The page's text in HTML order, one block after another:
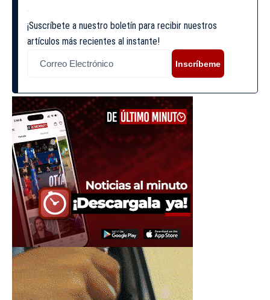
¡Suscríbete a nuestro boletín para recibir nuestros
artículos más recientes al instante!
Inscríbeme